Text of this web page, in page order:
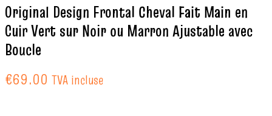
Original Design Frontal Cheval Fait Main en
Cuir Vert sur Noir ou Marron Ajustable avec
Boucle
€69.00 TVA incluse